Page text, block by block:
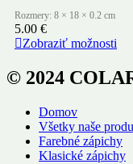
Rozmery: 8 × 18 × 0.2 cm
5.00 €
Zobraziť možnosti
© 2024
Domov
Všetky naše
Farebné zápichy
Klasické zápichy